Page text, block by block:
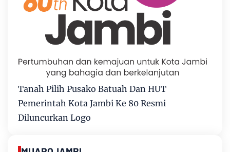
Tanah Pilih Pusako Batuah Dan HUT
Pemerintah Kota Jambi Ke 80 Resmi
Diluncurkan Logo